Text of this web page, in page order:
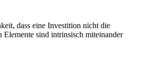
dass eine Investition nicht die
sind intrinsisch miteinander